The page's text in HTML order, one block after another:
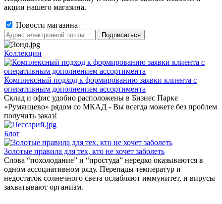
акции нашего магазина.
Новости магазина
Коллекции
Комплексный подход к формированию заявки клиента с
оперативным дополнением ассортимента
Склад и офис удобно расположены в Бизнес Парке
«Румянцево» рядом со МКАД - Вы всегда можете без проблем
получить заказ!
Блог
Золотые правила для тех, кто не хочет заболеть
Слова “похолодание” и “простуда” нередко оказываются в
одном ассоциативном ряду. Перепады температур и
недостаток солнечного света ослабляют иммунитет, и вирусы
захватывают организм.